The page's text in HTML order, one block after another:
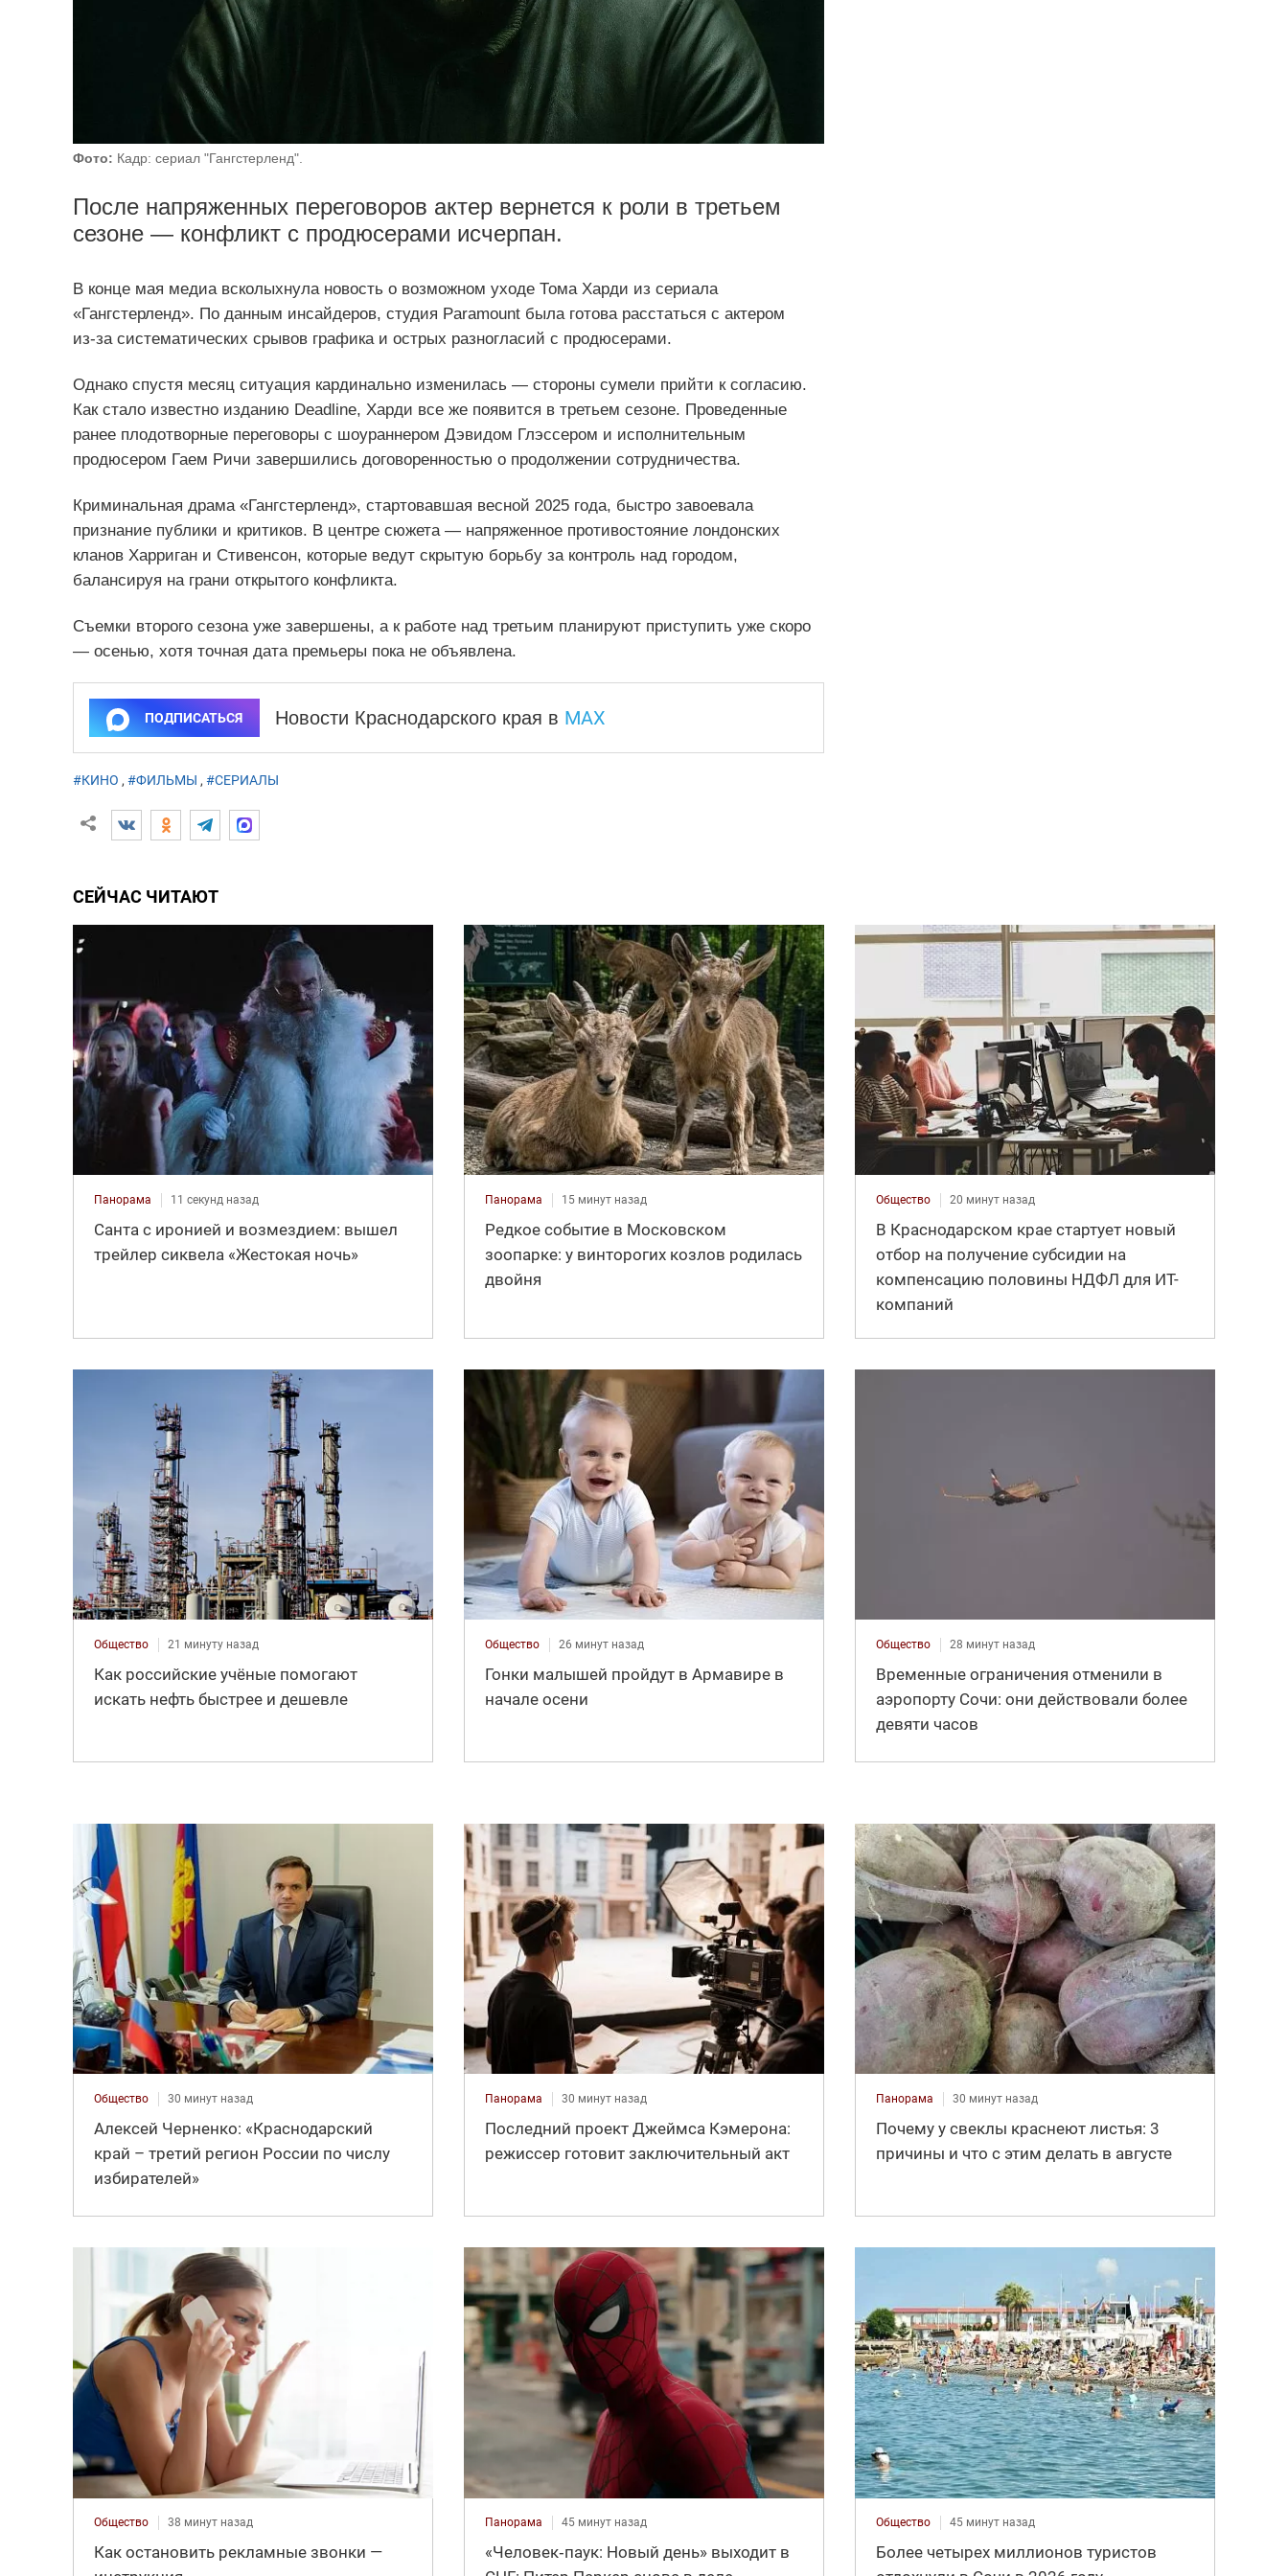
Фото: Кадр: сериал "Гангстерленд".
После напряженных переговоров актер вернется к роли в третьем
сезоне — конфликт с продюсерами исчерпан.
В конце мая медиа всколыхнула новость о возможном уходе Тома Харди из сериала
«Гангстерленд». По данным инсайдеров, студия Paramount была готова расстаться с актером
из‑за систематических срывов графика и острых разногласий с продюсерами.
Однако спустя месяц ситуация кардинально изменилась — стороны сумели прийти к согласию.
Как стало известно изданию Deadline, Харди все же появится в третьем сезоне. Проведенные
ранее плодотворные переговоры с шоураннером Дэвидом Глэссером и исполнительным
продюсером Гаем Ричи завершились договоренностью о продолжении сотрудничества.
Криминальная драма «Гангстерленд», стартовавшая весной 2025 года, быстро завоевала
признание публики и критиков. В центре сюжета — напряженное противостояние лондонских
кланов Харриган и Стивенсон, которые ведут скрытую борьбу за контроль над городом,
балансируя на грани открытого конфликта.
Съемки второго сезона уже завершены, а к работе над третьим планируют приступить уже скоро
— осенью, хотя точная дата премьеры пока не объявлена.
ПОДПИСАТЬСЯ Новости Краснодарского края в MAX
#КИНО , #ФИЛЬМЫ , #СЕРИАЛЫ
СЕЙЧАС ЧИТАЮТ
Панорама 11 секунд назад
Санта с иронией и возмездием: вышел
трейлер сиквела «Жестокая ночь»
Панорама 15 минут назад
Редкое событие в Московском
зоопарке: у винторогих козлов родилась
двойня
Общество 20 минут назад
В Краснодарском крае стартует новый
отбор на получение субсидии на
компенсацию половины НДФЛ для ИT-
компаний
Общество 21 минуту назад
Как российские учёные помогают
искать нефть быстрее и дешевле
Общество 26 минут назад
Гонки малышей пройдут в Армавире в
начале осени
Общество 28 минут назад
Временные ограничения отменили в
аэропорту Сочи: они действовали более
девяти часов
Общество 30 минут назад
Алексей Черненко: «Краснодарский
край – третий регион России по числу
избирателей»
Панорама 30 минут назад
Последний проект Джеймса Кэмерона:
режиссер готовит заключительный акт
Панорама 30 минут назад
Почему у свеклы краснеют листья: 3
причины и что с этим делать в августе
Общество 38 минут назад
Как остановить рекламные звонки —
Панорама 45 минут назад
«Человек‑паук: Новый день» выходит в
Общество 45 минут назад
Более четырех миллионов туристов